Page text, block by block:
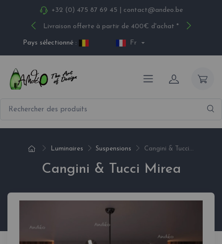
+32 (0) 475 87 69 45 contact@andeo.be
Livraison offerte à partir de 400€ d'achat *
Pays sélectionné : Fr
Luminaires Suspensions Cangini & Tucci...
Cangini & Tucci Mirea